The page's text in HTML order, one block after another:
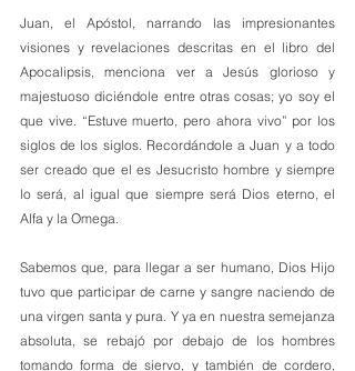
Juan, el Apóstol, narrando las impresionantes
visiones y revelaciones descritas en el libro del
Apocalipsis, menciona ver a Jesús glorioso y
majestuoso diciéndole entre otras cosas; yo soy el
que vive. “Estuve muerto, pero ahora vivo” por los
siglos de los siglos. Recordándole a Juan y a todo
ser creado que el es Jesucristo hombre y siempre
lo será, al igual que siempre será Dios eterno, el
Alfa y la Omega.
Sabemos que, para llegar a ser humano, Dios Hijo
tuvo que participar de carne y sangre naciendo de
una virgen santa y pura. Y ya en nuestra semejanza
absoluta, se rebajó por debajo de los hombres
tomando forma de siervo, y también de cordero,